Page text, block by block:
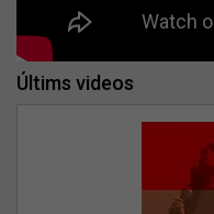
Últims videos